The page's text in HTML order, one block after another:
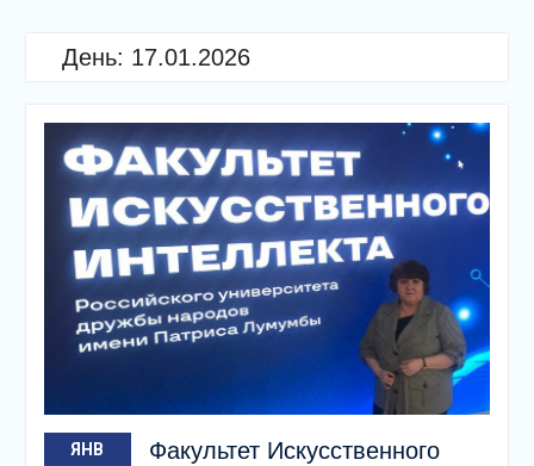
День: 17.01.2026
ЯНВ
Факультет Искусственного